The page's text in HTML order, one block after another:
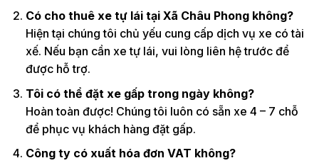
Có cho thuê xe tự lái tại Xã Châu Phong không?
Hiện tại chúng tôi chủ yếu cung cấp dịch vụ xe có tài
xế. Nếu bạn cần xe tự lái, vui lòng liên hệ trước để
được hỗ trợ.
Tôi có thể đặt xe gấp trong ngày không?
Hoàn toàn được! Chúng tôi luôn có sẵn xe 4 – 7 chỗ
để phục vụ khách hàng đặt gấp.
Công ty có xuất hóa đơn VAT không?